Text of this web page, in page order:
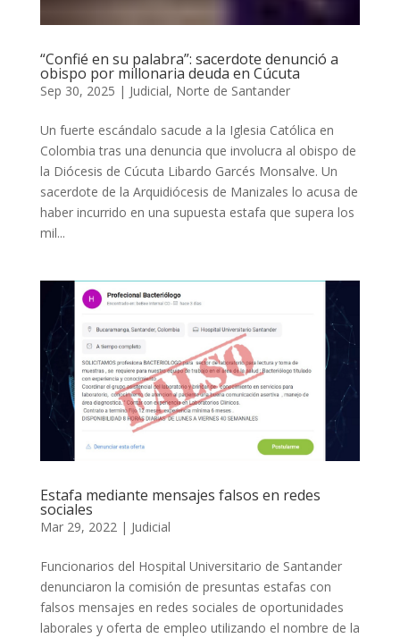
“Confié en su palabra”: sacerdote denunció a
obispo por millonaria deuda en Cúcuta
Sep 30, 2025 | Judicial, Norte de Santander
Un fuerte escándalo sacude a la Iglesia Católica en
Colombia tras una denuncia que involucra al obispo de
la Diócesis de Cúcuta Libardo Garcés Monsalve. Un
sacerdote de la Arquidiócesis de Manizales lo acusa de
haber incurrido en una supuesta estafa que supera los
mil...
Estafa mediante mensajes falsos en redes
sociales
Mar 29, 2022 | Judicial
Funcionarios del Hospital Universitario de Santander
denunciaron la comisión de presuntas estafas con
falsos mensajes en redes sociales de oportunidades
laborales y oferta de empleo utilizando el nombre de la